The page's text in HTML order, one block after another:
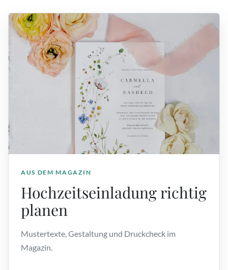
AUS DEM MAGAZIN
Hochzeitseinladung richtig
planen
Mustertexte, Gestaltung und Druckcheck im
Magazin.